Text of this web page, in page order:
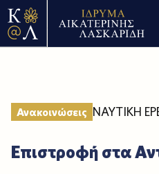
Ανακοινώσεις ΝΑΥΤΙΚΗ
Επιστροφή στα